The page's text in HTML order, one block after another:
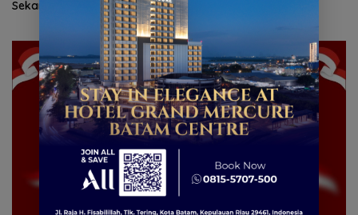
Sekarang! Bisa Menang Mobil
dan Liburan ke Jepang